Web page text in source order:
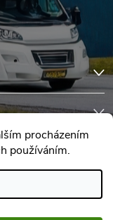
procházením
používáním.
vyhrazena.Upravit